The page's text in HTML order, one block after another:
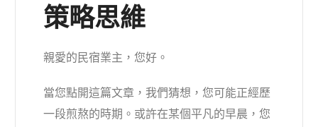
策略思維
親愛的民宿業主，您好。
當您點開這篇文章，我們猜想，您可能正經歷
一段煎熬的時期。或許在某個平凡的早晨，您